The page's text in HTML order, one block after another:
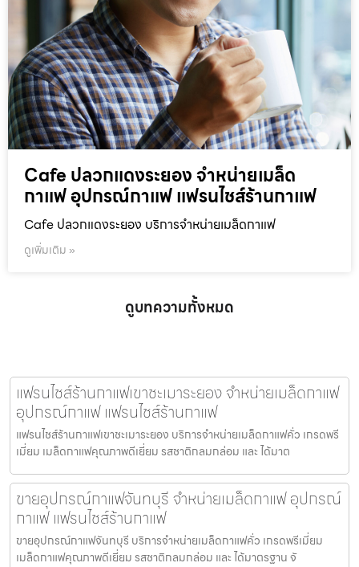
Cafe ปลวกแดงระยอง จำหน่ายเมล็ด
กาแฟ อุปกรณ์กาแฟ แฟรนไชส์ร้านกาแฟ
Cafe ปลวกแดงระยอง บริการจำหน่ายเมล็ดกาแฟ
ดูเพิ่มเติม »
ดูบทความทั้งหมด
แฟรนไชส์ร้านกาแฟเขาชะเมาระยอง จำหน่ายเมล็ดกาแฟ
อุปกรณ์กาแฟ แฟรนไชส์ร้านกาแฟ
แฟรนไชส์ร้านกาแฟเขาชะเมาระยอง บริการจำหน่ายเมล็ดกาแฟคั่ว เกรดพรี
เมี่ยม เมล็ดกาแฟคุณภาพดีเยี่ยม รสชาติกลมกล่อม และ ได้มาต
ขายอุปกรณ์กาแฟจันทบุรี จำหน่ายเมล็ดกาแฟ อุปกรณ์
กาแฟ แฟรนไชส์ร้านกาแฟ
ขายอุปกรณ์กาแฟจันทบุรี บริการจำหน่ายเมล็ดกาแฟคั่ว เกรดพรีเมี่ยม
เมล็ดกาแฟคุณภาพดีเยี่ยม รสชาติกลมกล่อม และ ได้มาตรฐาน จั